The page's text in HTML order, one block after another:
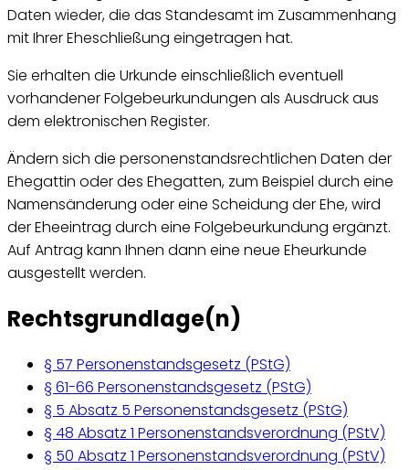
Daten wieder, die das Standesamt im Zusammenhang
mit Ihrer Eheschließung eingetragen hat.
Sie erhalten die Urkunde einschließlich eventuell
vorhandener Folgebeurkundungen als Ausdruck aus
dem elektronischen Register.
Ändern sich die personenstandsrechtlichen Daten der
Ehegattin oder des Ehegatten, zum Beispiel durch eine
Namensänderung oder eine Scheidung der Ehe, wird
der Eheeintrag durch eine Folgebeurkundung ergänzt.
Auf Antrag kann Ihnen dann eine neue Eheurkunde
ausgestellt werden.
Rechtsgrundlage(n)
§ 57 Personenstandsgesetz (PStG)
§ 61-66 Personenstandsgesetz (PStG)
§ 5 Absatz 5 Personenstandsgesetz (PStG)
§ 48 Absatz 1 Personenstandsverordnung (PStV)
§ 50 Absatz 1 Personenstandsverordnung (PStV)